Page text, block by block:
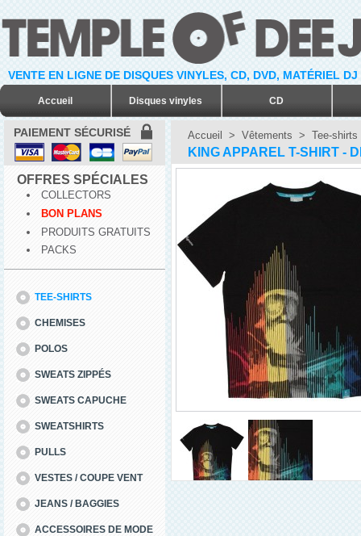
VENTE EN LIGNE DE DISQUES VINYLES, CD, DVD, MATÉRIEL
Accueil Disques vinyles CD
PAIEMENT SÉCURISÉ
OFFRES SPÉCIALES
COLLECTORS
BON PLANS
PRODUITS GRATUITS
PACKS
TEE-SHIRTS
CHEMISES
POLOS
SWEATS ZIPPÉS
SWEATS CAPUCHE
SWEATSHIRTS
PULLS
VESTES / COUPE VENT
JEANS / BAGGIES
ACCESSOIRES DE MODE
Accueil > Vêtements > Tee-shirts
KING APPAREL T-SHIRT -